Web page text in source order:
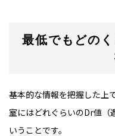
最低でもどの
基本的な情報を把握した上
室にはどれぐらいのDr値（
いうことです。